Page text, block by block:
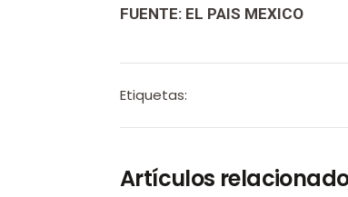
FUENTE: EL PAIS MEXICO
Etiquetas:
Artículos